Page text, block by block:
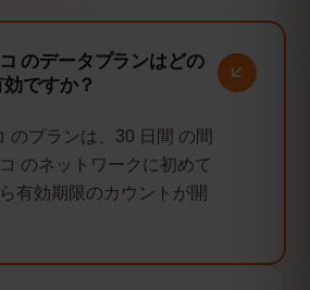
のデータプランはどの
ですか？
のプランは、30 日間 の間
のネットワークに初めて
有効期限のカウントが開